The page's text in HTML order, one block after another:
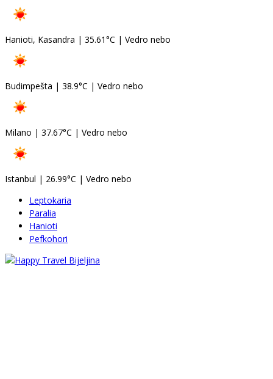
Hanioti, Kasandra | 35.61°C | Vedro nebo
Budimpešta | 38.9°C | Vedro nebo
Milano | 37.67°C | Vedro nebo
Istanbul | 26.99°C | Vedro nebo
Leptokaria
Paralia
Hanioti
Pefkohori